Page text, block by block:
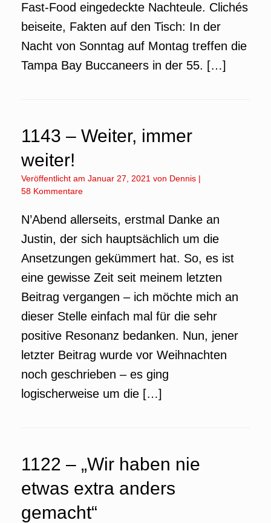
Fast-Food eingedeckte Nachteule. Clichés
beiseite, Fakten auf den Tisch: In der
Nacht von Sonntag auf Montag treffen die
Tampa Bay Buccaneers in der 55. […]
1143 – Weiter, immer
weiter!
Veröffentlicht am Januar 27, 2021 von Dennis |
58 Kommentare
N’Abend allerseits, erstmal Danke an
Justin, der sich hauptsächlich um die
Ansetzungen gekümmert hat. So, es ist
eine gewisse Zeit seit meinem letzten
Beitrag vergangen – ich möchte mich an
dieser Stelle einfach mal für die sehr
positive Resonanz bedanken. Nun, jener
letzter Beitrag wurde vor Weihnachten
noch geschrieben – es ging
logischerweise um die […]
1122 – „Wir haben nie
etwas extra anders
gemacht“